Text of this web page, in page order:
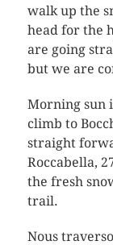
walk up the
head for the
are going
but we are
Morning sun
climb to
straight
Roccabella,
the fresh
trail.
Nous